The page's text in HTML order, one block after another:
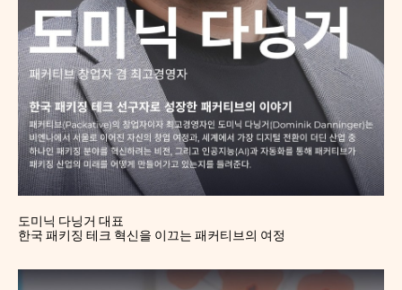
도미닉 다닝거 대표
한국 패키징 테크 혁신을 이끄는 패커티브의 여정